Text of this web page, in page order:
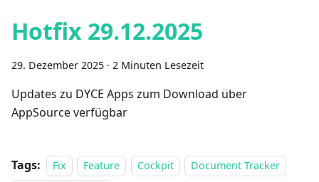
Hotfix 29.12.2025
29. Dezember 2025 · 2 Minuten Lesezeit
Updates zu DYCE Apps zum Download über
AppSource verfügbar
Tags: Fix Feature Cockpit
Document Tracker